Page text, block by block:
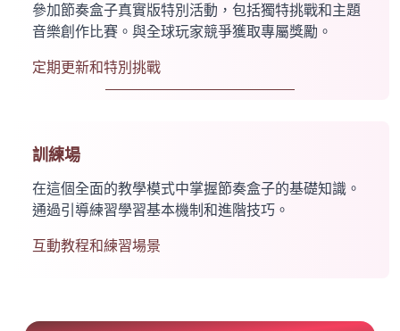
參加節奏盒子真實版特別活動，包括獨特挑戰和主題
音樂創作比賽。與全球玩家競爭獲取專屬獎勵。
定期更新和特別挑戰
訓練場
在這個全面的教學模式中掌握節奏盒子的基礎知識。
通過引導練習學習基本機制和進階技巧。
互動教程和練習場景